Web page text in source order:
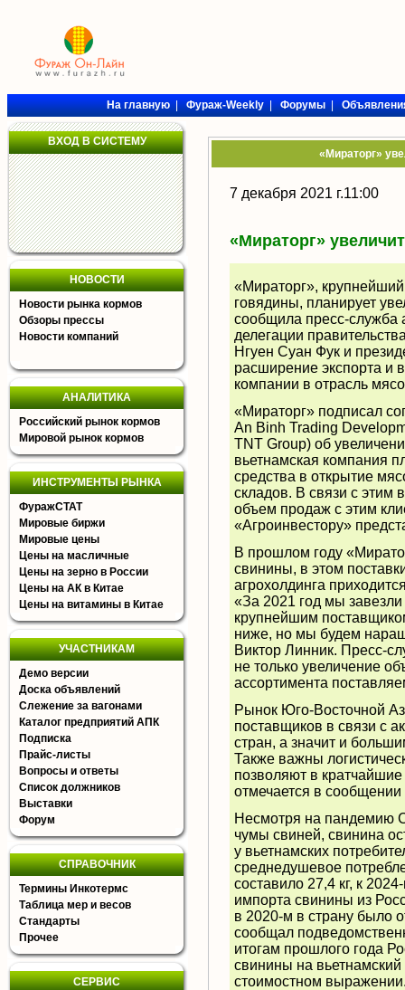
На главную|Фураж-Weekly|Форумы|
ВХОД В СИСТЕМУ
НОВОСТИ
Новости рынка кормов
Обзоры прессы
Новости компаний
АНАЛИТИКА
Российский рынок кормов
Мировой рынок кормов
ИНСТРУМЕНТЫ РЫНКА
ФуражСТАТ
Мировые биржи
Мировые цены
Цены на масличные
Цены на зерно в России
Цены на АК в Китае
Цены на витамины в Китае
УЧАСТНИКАМ
Демо версии
Доска объявлений
Слежение за вагонами
Каталог предприятий АПК
Подписка
Прайс-листы
Вопросы и ответы
Список должников
Выставки
Форум
СПРАВОЧНИК
Термины Инкотермс
Таблица мер и весов
Стандарты
Прочее
СЕРВИС
«Мираторг»
7 декабря 2021 г.11:00
«Мираторг»
«Мираторг»,
говядины, планирует
сообщила пресс-служба
делегации
Нгуен Суан Фук и
расширение экспорта и
компании в отрасль
«Мираторг» подписал
An Binh Trading
TNT Group) об
вьетнамская компания
средства в открытие
складов. В связи с этим
объем продаж с этим
«Агроинвестору»
В прошлом году «
свинины, в этом
агрохолдинга
«За 2021 год мы
крупнейшим
ниже, но мы будем
Виктор Линник. Пресс-
не только увеличение
ассортимента
Рынок Юго-Восточной
поставщиков в связи с
стран, а значит и
Также важны
позволяют в кратчайшие
отмечается в сообщении
Несмотря на пандемию
чумы свиней, свинина
у вьетнамских
среднедушевое
составило 27,4 кг, к
импорта свинины из
в 2020-м в страну было
сообщал
итогам прошлого года
свинины на вьетнамский
стоимостном